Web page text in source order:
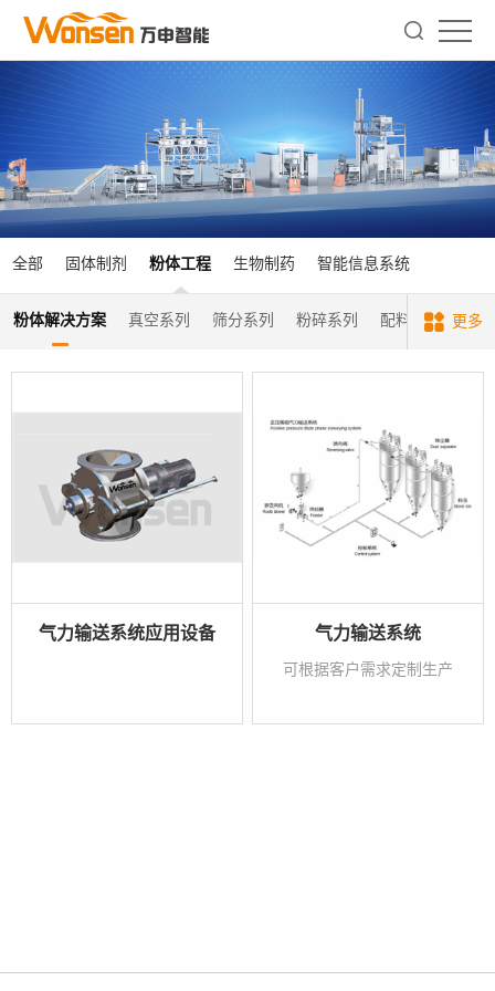
全部 固体制剂 粉体工程 生物制药 智能信息系统
粉体解决方案 真空系列 筛分系列 粉碎系列 配料称量系列
更多
气力输送系统应用设备 气力输送系统
可根据客户需求定制生产